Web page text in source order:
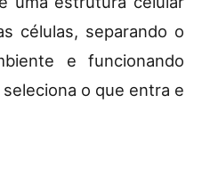
células, separando o
e funcionando
o que entra e